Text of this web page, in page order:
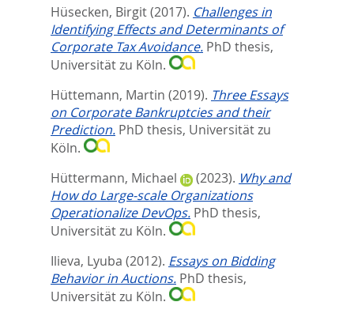
Hüsecken, Birgit(2017). Challenges in
Identifying Effects and Determinants of
Corporate Tax Avoidance. PhD thesis,
Universität zu Köln.
Hüttemann, Martin (2019). Three Essays
on Corporate Bankruptcies and their
Prediction. PhD thesis, Universität zu
Köln.
Hüttermann, Michael
(2023). Why and
How do Large-scale Organizations
Operationalize DevOps. PhD thesis,
Universität zu Köln.
Ilieva, Lyuba (2012). Essays on Bidding
Behavior in Auctions. PhD thesis,
Universität zu Köln.